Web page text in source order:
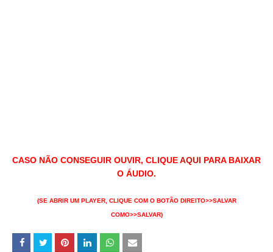
CASO NÃO CONSEGUIR OUVIR, CLIQUEAQUI PARA BAIXAR
O ÁUDIO.
(SE ABRIR UM PLAYER, CLIQUE COM O BOTÃO DIREITO>>SALVAR
COMO>>SALVAR)